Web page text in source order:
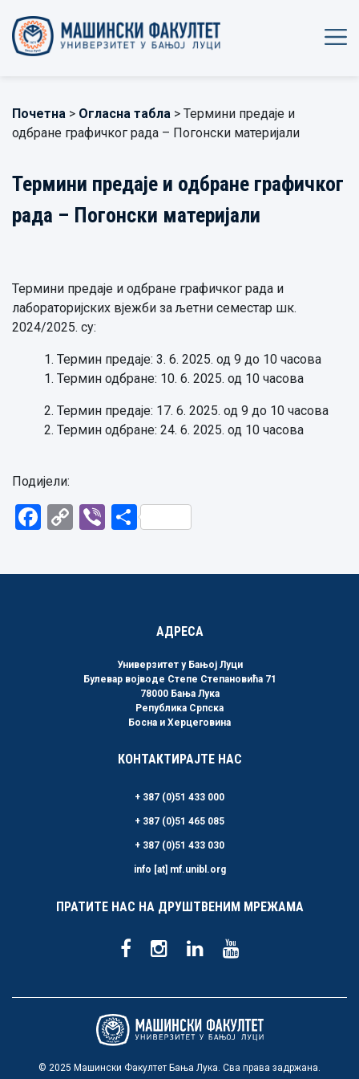
Почетна > Огласна табла > Термини предаје и
одбране графичког рада – Погонски материјали
Термини предаје и одбране графичког
рада – Погонски материјали
Термини предаје и одбране графичког рада и
лабораторијских вјежби за љетни семестар шк.
2024/2025. су:
1. Термин предаје: 3. 6. 2025. од 9 до 10 часова
1. Термин одбране: 10. 6. 2025. од 10 часова
2. Термин предаје: 17. 6. 2025. од 9 до 10 часова
2. Термин одбране: 24. 6. 2025. од 10 часова
Подијели:
Facebook
CopyViberShare
АДРЕСА
Универзитет у Бањој Луци
Булевар војводе Степе Степановића 71
78000 Бања Лука
Република Српска
Босна и Херцеговина
КОНТАКТИРАЈТЕ НАС
+ 387 (0)51 433 000
+ 387 (0)51 465 085
+ 387 (0)51 433 030
info [at] mf.unibl.org
ПРАТИТЕ НАС НА ДРУШТВЕНИМ МРЕЖАМА
© 2025 Машински Факултет Бања Лука. Сва права задржана.